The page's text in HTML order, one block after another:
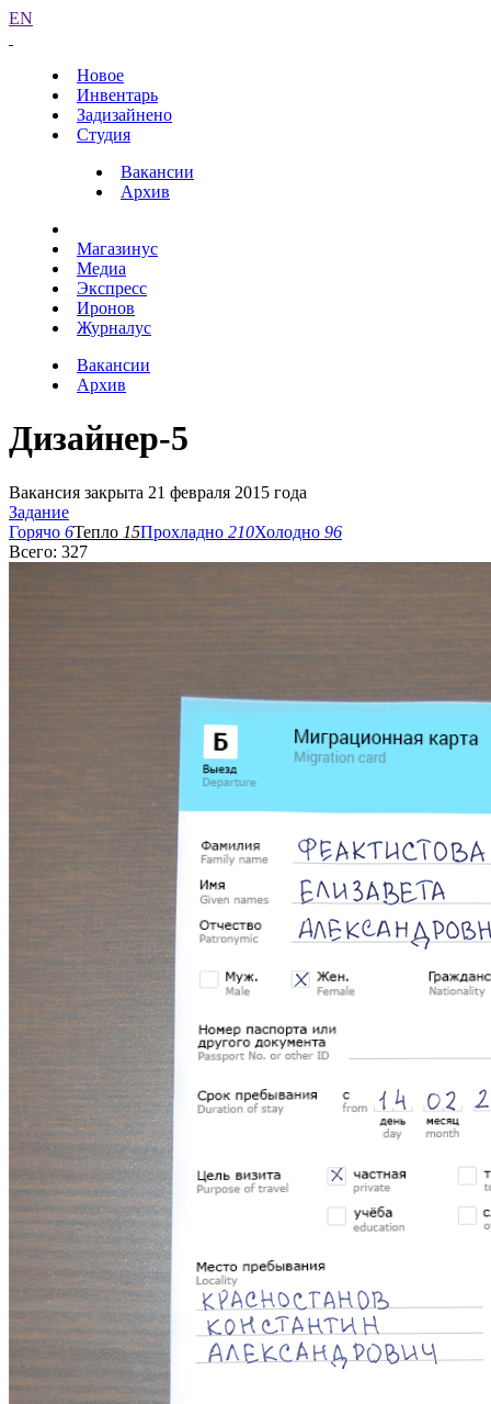
EN
Новое
Инвентарь
Задизайнено
Студия
Вакансии
Архив
Магазинус
Медиа
Экспресс
Иронов
Журналус
Вакансии
Архив
Дизайнер-5
Вакансия закрыта 21 февраля 2015 года
Задание
Горячо 6Тепло 15Прохладно 210Холодно 96
Всего: 327